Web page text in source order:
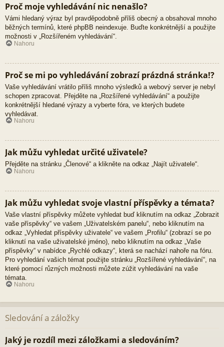
Proč moje vyhledávání nic nenašlo?
Vámi hledaný výraz byl pravděpodobně příliš obecný a obsahoval mnoho
běžných termínů, které phpBB neindexuje. Buďte konkrétnější a použijte
možnosti v „Rozšířeném vyhledávání“.
Nahoru
Proč se mi po vyhledávání zobrazí prázdná stránka!?
Vaše vyhledávání vrátilo příliš mnoho výsledků a webový server je nebyl
schopen zpracovat. Přejděte na „Rozšířené vyhledávání“ a použijte
konkrétnější hledané výrazy a vyberte fóra, ve kterých budete
vyhledávat.
Nahoru
Jak můžu vyhledat určité uživatele?
Přejděte na stránku „Členové“ a klikněte na odkaz „Najít uživatele“.
Nahoru
Jak můžu vyhledat svoje vlastní příspěvky a témata?
Vaše vlastní příspěvky můžete vyhledat buď kliknutím na odkaz „Zobrazit
vaše příspěvky“ ve vašem „Uživatelském panelu“, nebo kliknutím na
odkaz „Vyhledat příspěvky uživatele“ ve vašem „Profilu“ (zobrazí se po
kliknutí na vaše uživatelské jméno), nebo kliknutím na odkaz „Vaše
příspěvky“ v nabídce „Rychlé odkazy“, která se nachází nahoře na fóru.
Pro vyhledání vašich témat použijte stránku „Rozšířené vyhledávání“, na
které pomocí různých možnosti můžete zúžit vyhledávání na vaše
témata.
Nahoru
Sledování a záložky
Jaký je rozdíl mezi záložkami a sledováním?